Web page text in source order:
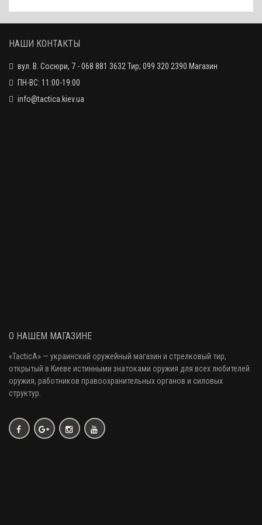
Кронштейн-моноблок Leapers UTG ACCU-SYNC Offset 50, 30 мм
НАШИ КОНТАКТЫ
вул. В. Сосюри, 7 - 068 881 3632 Тир; 099 320 2390 Магазин
ПН-ВС: 11:00-19:00
info@tactica.kiev.ua
О НАШЕМ МАГАЗИНЕ
«TacticA» — украинский оружейный магазин и стрелковый тир,
открытый в Киеве истинными знатоками оружия для всех любителей
оружия, работников правоохранительных органов и силовых
структур.